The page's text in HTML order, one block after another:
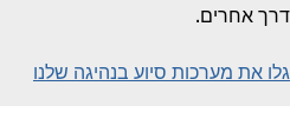
דרך אחרים.
גלו את מערכות סיוע בנהיגה שלנו